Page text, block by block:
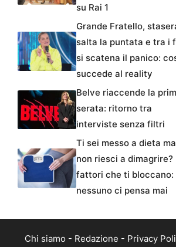
su Rai 1
Grande Fratello,
salta la puntata e tra i
si scatena il panico:
succede al reality
Belve riaccende la
serata: ritorno tra
interviste senza filtri
Ti sei messo a dieta ma
non riesci a dimagrire?
fattori che ti bloccano:
nessuno ci pensa mai
Chi siamo - Redazione - Privacy